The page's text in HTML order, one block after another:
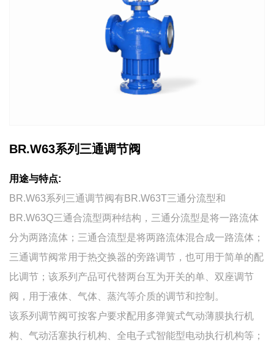
BR.W63系列三通调节阀
用途与特点:
BR.W63系列三通调节阀有BR.W63T三通分流型和
BR.W63Q三通合流型两种结构，三通分流型是将一路流体
分为两路流体；三通合流型是将两路流体混合成一路流体；
三通调节阀常用于热交换器的旁路调节，也可用于简单的配
比调节；该系列产品可代替两台互为开关的单、双座调节
阀，用于液体、气体、蒸汽等介质的调节和控制。
该系列调节阀可按客户要求配用多弹簧式气动薄膜执行机
构、气动活塞执行机构、全电子式智能型电动执行机构等；